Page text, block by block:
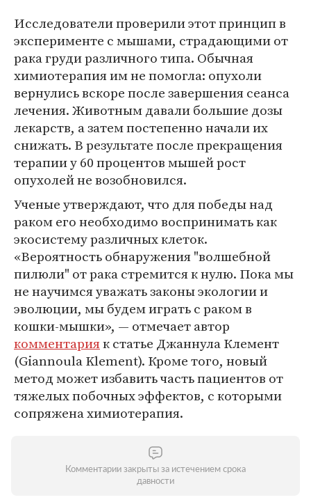
Исследователи проверили этот принцип в
эксперименте с мышами, страдающими от
рака груди различного типа. Обычная
химиотерапия им не помогла: опухоли
вернулись вскоре после завершения сеанса
лечения. Животным давали большие дозы
лекарств, а затем постепенно начали их
снижать. В результате после прекращения
терапии у 60 процентов мышей рост
опухолей не возобновился.
Ученые утверждают, что для победы над
раком его необходимо воспринимать как
экосистему различных клеток.
«Вероятность обнаружения "волшебной
пилюли" от рака стремится к нулю. Пока мы
не научимся уважать законы экологии и
эволюции, мы будем играть с раком в
кошки-мышки», — отмечает автор
комментарияк статье Джаннула Клемент
(Giannoula Klement). Кроме того, новый
метод может избавить часть пациентов от
тяжелых побочных эффектов, с которыми
сопряжена химиотерапия.
Комментарии закрыты за истечением срока
давности